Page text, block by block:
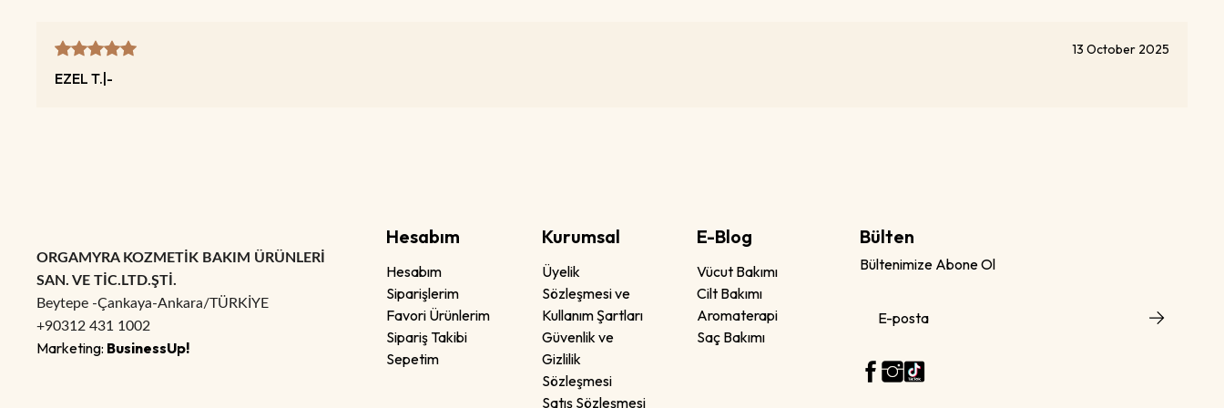
13 October 2025
EZEL T. -
ORGAMYRA KOZMETİK BAKIM ÜRÜNLERİ
SAN. VE TİC.LTD.ŞTİ.
Beytepe -Çankaya-Ankara/TÜRKİYE
+90312 431 1002
Marketing: BusinessUp!
Hesabım
Hesabım
Siparişlerim
Favori Ürünlerim
Sipariş Takibi
Sepetim
Kurumsal
Üyelik
Sözleşmesi ve
Kullanım Şartları
Güvenlik ve
Gizlilik
Sözleşmesi
Satış Sözleşmesi
E-Blog
Vücut Bakımı
Cilt Bakımı
Aromaterapi
Saç Bakımı
Bülten
Bültenimize Abone Ol